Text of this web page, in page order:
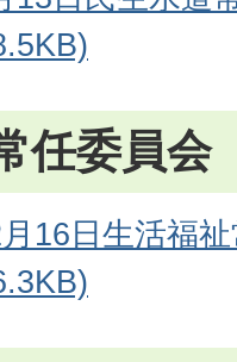
任委員会
16日生活福